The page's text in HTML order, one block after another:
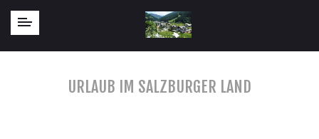
URLAUB IM SALZBURGER LAND